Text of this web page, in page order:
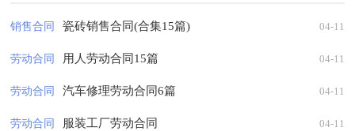
销售合同 瓷砖销售合同(合集15篇) 04-11
劳动合同 用人劳动合同15篇 04-11
劳动合同 汽车修理劳动合同6篇 04-11
劳动合同 服装工厂劳动合同 04-11